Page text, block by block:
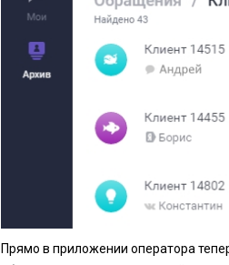
Прямо в приложении оператора